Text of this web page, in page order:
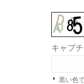
キャプ
黒い色